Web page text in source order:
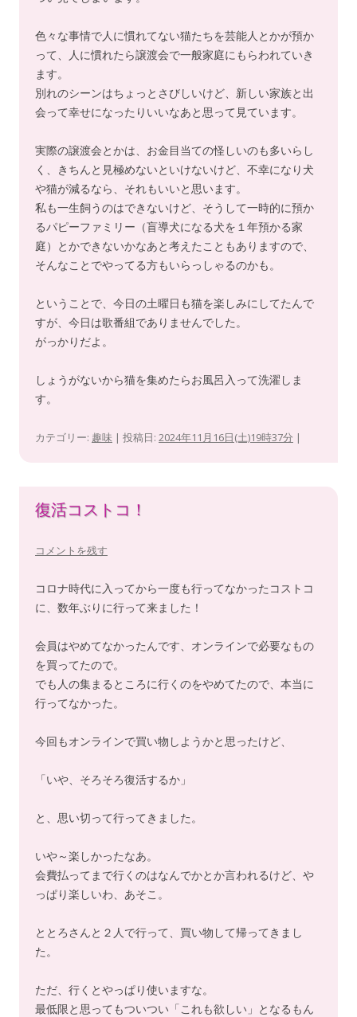
色々な事情で人に慣れてない猫たちを芸能人とかが預か
って、人に慣れたら譲渡会で一般家庭にもらわれていき
ます。
別れのシーンはちょっとさびしいけど、新しい家族と出
会って幸せになったりいいなあと思って見ています。
実際の譲渡会とかは、お金目当ての怪しいのも多いらし
く、きちんと見極めないといけないけど、不幸になり犬
や猫が減るなら、それもいいと思います。
私も一生飼うのはできないけど、そうして一時的に預か
るパピーファミリー（盲導犬になる犬を１年預かる家
庭）とかできないかなあと考えたこともありますので、
そんなことでやってる方もいらっしゃるのかも。
ということで、今日の土曜日も猫を楽しみにしてたんで
すが、今日は歌番組でありませんでした。
がっかりだよ。
しょうがないから猫を集めたらお風呂入って洗濯しま
す。
カテゴリー: 趣味 | 投稿日: 2024年11月16日(土)19時37分 |
復活コストコ！
コメントを残す
コロナ時代に入ってから一度も行ってなかったコストコ
に、数年ぶりに行って来ました！
会員はやめてなかったんです、オンラインで必要なもの
を買ってたので。
でも人の集まるところに行くのをやめてたので、本当に
行ってなかった。
今回もオンラインで買い物しようかと思ったけど、
「いや、そろそろ復活するか」
と、思い切って行ってきました。
いや～楽しかったなあ。
会費払ってまで行くのはなんでかとか言われるけど、や
っぱり楽しいわ、あそこ。
ととろさんと２人で行って、買い物して帰ってきまし
た。
ただ、行くとやっぱり使いますな。
最低限と思ってもついつい「これも欲しい」となるもん